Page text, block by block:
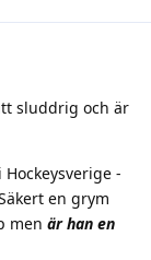
sluddrig och är
-
en grym
men är han en